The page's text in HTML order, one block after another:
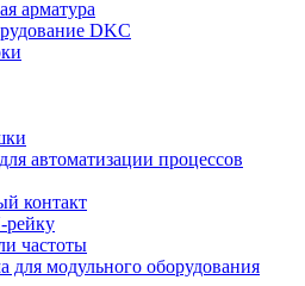
арматура
DKC
автоматизации процессов
контакт
рейку
частоты
для модульного оборудования